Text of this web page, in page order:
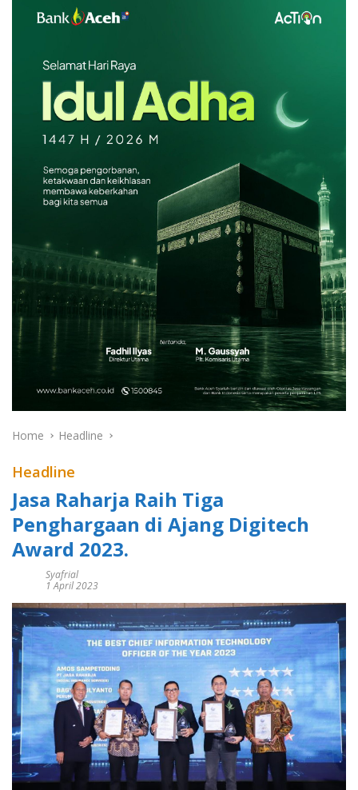
Home Headline
Headline
Jasa Raharja Raih Tiga
Penghargaan di Ajang Digitech
Award 2023.
Syafrial
1 April 2023